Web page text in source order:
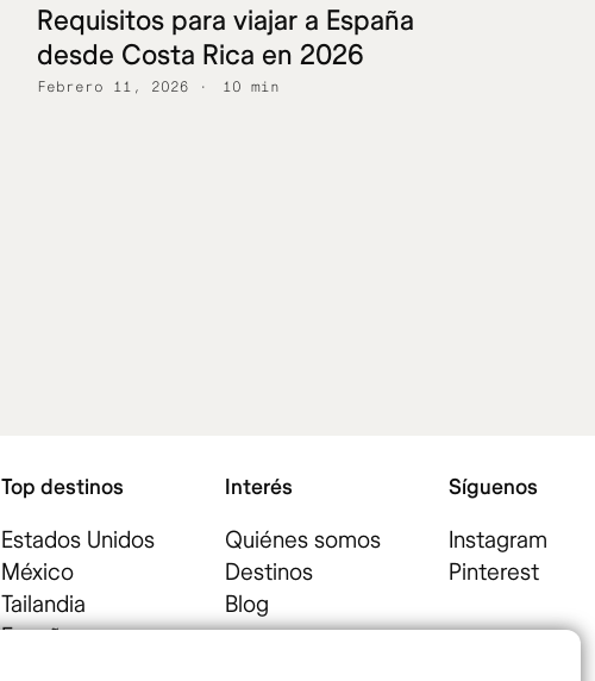
Requisitos para viajar a España
desde Costa Rica en 2026
Febrero 11, 2026 10 min
Top destinos
Estados Unidos
México
Tailandia
España
Interés
Quiénes somos
Destinos
Blog
Síguenos
Instagram
Pinterest